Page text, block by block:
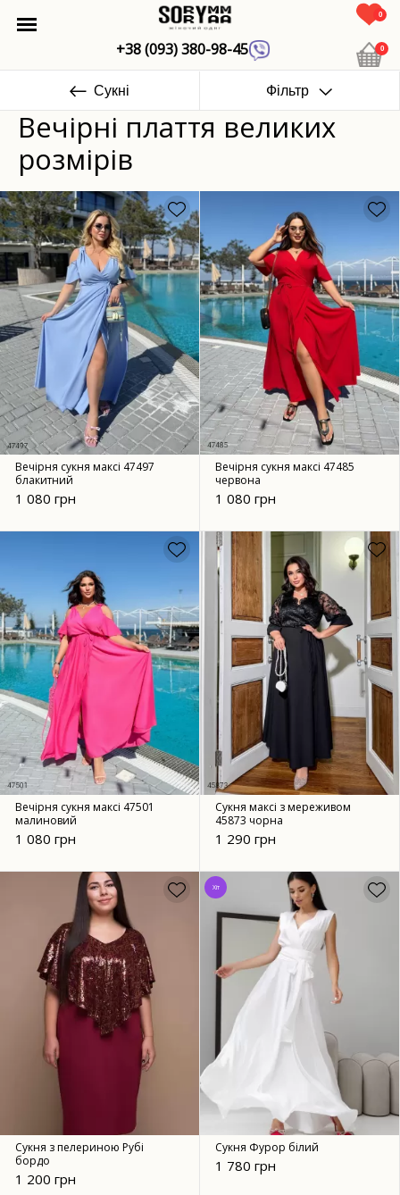
+38 (093) 380-98-45
0
0
Сукні Фільтр
Вечірні плаття великих
розмірів
Вечірня сукня максі 47497
блакитний
1 080 грн
Вечірня сукня максі 47485
червона
1 080 грн
Вечірня сукня максі 47501
малиновий
1 080 грн
Сукня максі з мереживом
45873 чорна
1 290 грн
Сукня з пелериною Рубі
бордо
1 200 грн
Хіт
Сукня Фурор білий
1 780 грн